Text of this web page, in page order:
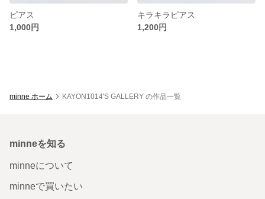
ピアス
1,000円
キラキラピアス
1,200円
minne ホーム KAYON1014'S GALLERY の作品一覧
minneを知る
minneについて
minneで買いたい